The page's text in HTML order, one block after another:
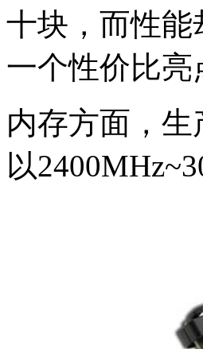
十块，而性能
一个性价比亮
内存方面，
以